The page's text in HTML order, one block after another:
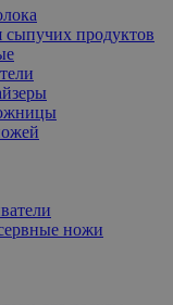
продуктов
ножи